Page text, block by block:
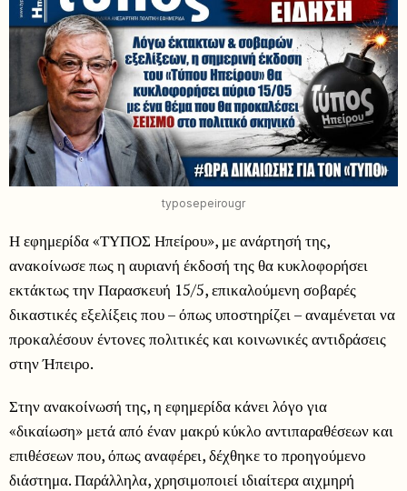
typosepeirougr
Η εφημερίδα «ΤΥΠΟΣ Ηπείρου», με ανάρτησή της,
ανακοίνωσε πως η αυριανή έκδοσή της θα κυκλοφορήσει
εκτάκτως την Παρασκευή 15/5, επικαλούμενη σοβαρές
δικαστικές εξελίξεις που – όπως υποστηρίζει – αναμένεται να
προκαλέσουν έντονες πολιτικές και κοινωνικές αντιδράσεις
στην Ήπειρο.
Στην ανακοίνωσή της, η εφημερίδα κάνει λόγο για
«δικαίωση» μετά από έναν μακρύ κύκλο αντιπαραθέσεων και
επιθέσεων που, όπως αναφέρει, δέχθηκε το προηγούμενο
διάστημα. Παράλληλα, χρησιμοποιεί ιδιαίτερα αιχμηρή